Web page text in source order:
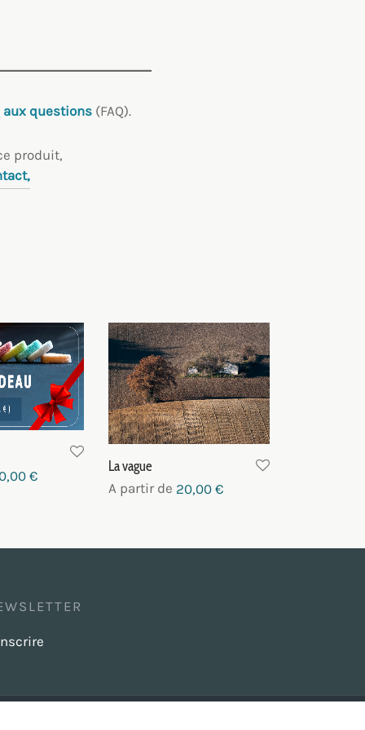
aux questions (FAQ).
produit,
€
La vague
A partir de 20,00 €